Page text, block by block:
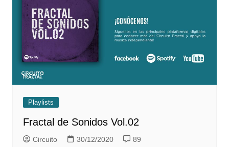
Playlists
Fractal de Sonidos Vol.02
Circuito 30/12/2020 89